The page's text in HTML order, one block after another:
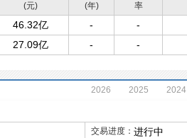
(元)
(年)
率
46.32亿 - -
27.09亿 - -
2026 2025 2024
交易进度： 进行中